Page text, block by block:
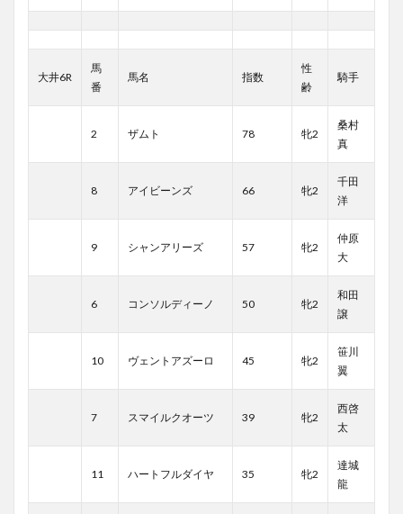
大井6R
馬
番
馬名 指数
性
齢
騎手
2 ザムト 78 牝2
桑村
真
8 アイビーンズ 66 牝2
千田
洋
9 シャンアリーズ 57 牝2
仲原
大
6 コンソルディーノ 50 牝2
和田
譲
10 ヴェントアズーロ 45 牝2
笹川
翼
7 スマイルクオーツ 39 牝2
西啓
太
11 ハートフルダイヤ 35 牝2
達城
龍